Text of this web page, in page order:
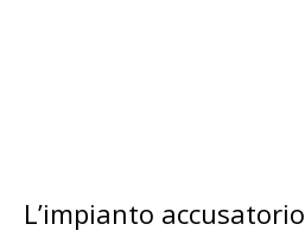
L’impianto accusatorio